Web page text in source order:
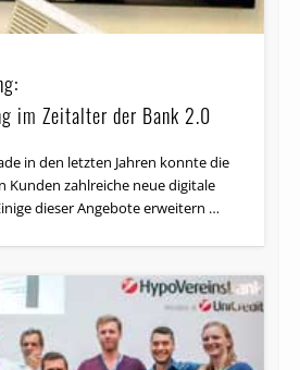
im Zeitalter der Bank 2.0
in den letzten Jahren konnte die
Kunden zahlreiche neue digitale
dieser Angebote erweitern …